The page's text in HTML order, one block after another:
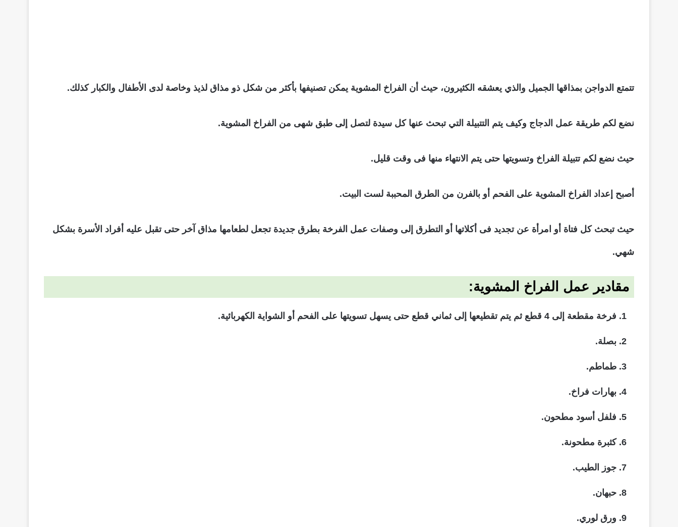
تتمتع الدواجن بمذاقها الجميل والذي يعشقه الكثيرون، حيث أن الفراخ المشوية يمكن تصنيفها بأكثر من شكل ذو مذاق لذيذ وخاصة لدى الأطفال والكبار كذلك.
نضع لكم طريقة عمل الدجاج وكيف يتم التتبيلة التي تبحث عنها كل سيدة لتصل إلى طبق شهى من الفراخ المشوية.
حيث نضع لكم تتبيلة الفراخ وتسويتها حتى يتم الانتهاء منها فى وقت قليل.
أصبح إعداد الفراخ المشوية على الفحم أو بالفرن من الطرق المحببة لست البيت.
حيث تبحث كل فتاة أو امرأة عن تجديد فى أكلاتها أو التطرق إلى وصفات عمل الفرخة بطرق جديدة تجعل لطعامها مذاق آخر حتى تقبل عليه أفراد الأسرة بشكل
شهي.
مقادير عمل الفراخ المشوية:
فرخة مقطعة إلى 4 قطع ثم يتم تقطيعها إلى ثماني قطع حتى يسهل تسويتها على الفحم أو الشواية الكهربائية.
بصلة.
طماطم.
بهارات فراخ.
فلفل أسود مطحون.
كثبرة مطحونة.
جوز الطيب.
حبهان.
ورق لوري.